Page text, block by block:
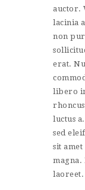
auctor.
lacinia
non
erat.
libero
luctus
sed
sit amet
laoreet.